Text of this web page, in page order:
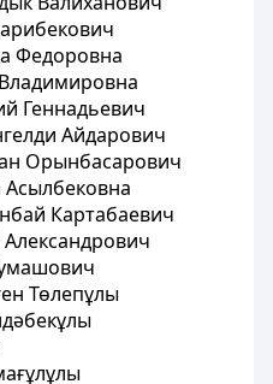
Федоровна
Геннадьевич
Айдарович
Орынбасарович
Картабаевич
Төлепұлы